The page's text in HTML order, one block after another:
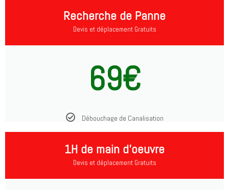
Recherche de Panne
Devis et déplacement Gratuits
69€
Débouchage de Canalisation
1H de main d'oeuvre
Devis et déplacement Gratuits